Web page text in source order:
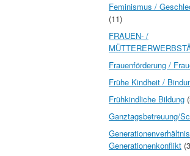
Feminismus /
(11)
FRAUEN- /
Frauenförderung /
Frühe Kindheit /
Frühkindliche Bildung
Ganztagsbetreuung/
Generationenkonflikt